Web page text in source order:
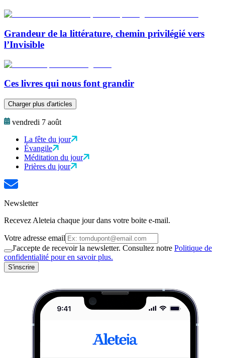
Grandeur de la littérature, chemin privilégié vers
l’Invisible
Ces livres qui nous font grandir
Charger plus d'articles
vendredi 7 août
La fête du jour
Évangile
Méditation du jour
Prières du jour
Newsletter
Recevez Aleteia chaque jour dans votre boite e-mail.
Votre adresse email
J'accepte de recevoir la newsletter. Consultez notre Politique de
confidentialité pour en savoir plus.
S'inscrire